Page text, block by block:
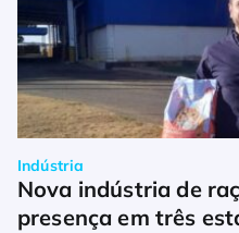
Indústria
Nova indústria de
presença em três